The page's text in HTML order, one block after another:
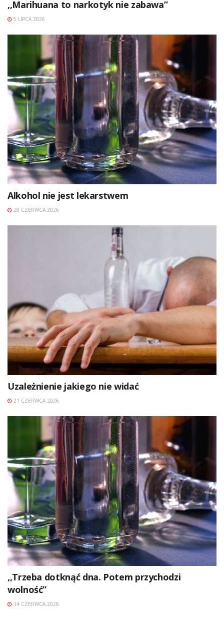
,,Marihuana to narkotyk nie zabawa”
5 LIPCA 2026
Alkohol nie jest lekarstwem
28 CZERWCA 2026
Uzależnienie jakiego nie widać
21 CZERWCA 2026
,,Trzeba dotknąć dna. Potem przychodzi
wolność”
14 CZERWCA 2026